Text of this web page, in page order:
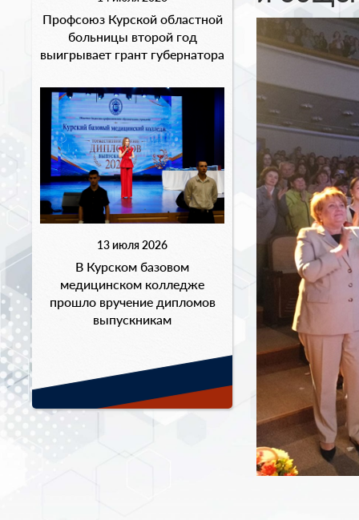
Профсоюз Курской областной
больницы второй год
выигрывает грант губернатора
13 июля 2026
В Курском базовом
медицинском колледже
прошло вручение дипломов
выпускникам